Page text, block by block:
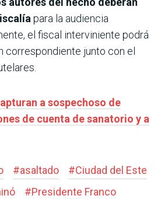
para la audiencia
el fiscal interviniente podrá
correspondiente junto con el
a sospechoso de
de cuenta de sanatorio y a
#asaltado #Ciudad del Este
#Presidente Franco